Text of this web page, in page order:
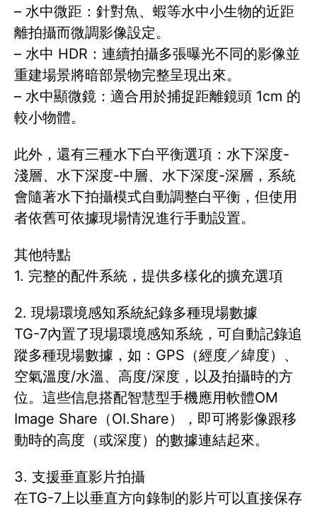
– 水中微距：針對魚、蝦等水中小生物的近距
離拍攝而微調影像設定。
– 水中 HDR：連續拍攝多張曝光不同的影像並
重建場景將暗部景物完整呈現出來。
– 水中顯微鏡：適合用於捕捉距離鏡頭 1cm 的
較小物體。
此外，還有三種水下白平衡選項：水下深度-
淺層、水下深度-中層、水下深度-深層，系統
會隨著水下拍攝模式自動調整白平衡，但使用
者依舊可依據現場情況進行手動設置。
其他特點
1. 完整的配件系統，提供多樣化的擴充選項
2. 現場環境感知系統紀錄多種現場數據
TG-7內置了現場環境感知系統，可自動記錄追
蹤多種現場數據，如：GPS（經度／緯度）、
空氣溫度/水溫、高度/深度，以及拍攝時的方
位。這些信息搭配智慧型手機應用軟體OM
Image Share（OI.Share），即可將影像跟移
動時的高度（或深度）的數據連結起來。
3. 支援垂直影片拍攝
在TG-7上以垂直方向錄制的影片可以直接保存